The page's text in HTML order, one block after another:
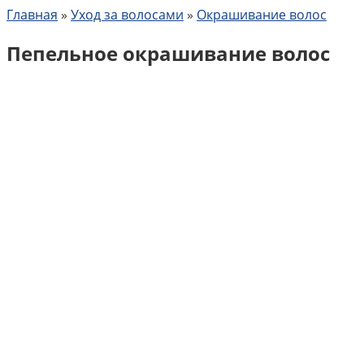
Главная » Уход за волосами » Окрашивание волос
Пепельное окрашивание волос